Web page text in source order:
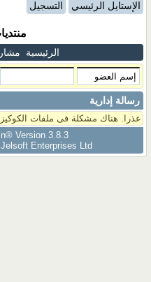
الإستايل الرئيسي التسجيل
الرئيسية
رسالة إدارية
عذرا. هناك مشكلة فى ملفات الكوكيز
Version 3.8.3
Enterprises Ltd.